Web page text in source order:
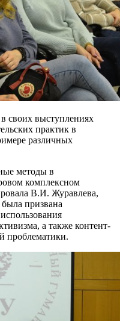
своих выступлениях
практик в
различных
методы в
комплексном
В.И. Журавлева,
призвана
а также контент-
проблематики.